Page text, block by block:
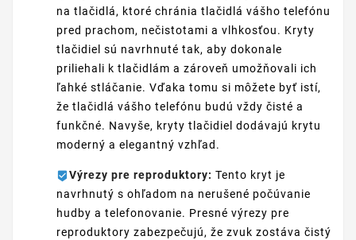
na tlačidlá, ktoré chránia tlačidlá vášho telefónu
pred prachom, nečistotami a vlhkosťou. Kryty
tlačidiel sú navrhnuté tak, aby dokonale
priliehali k tlačidlám a zároveň umožňovali ich
ľahké stláčanie. Vďaka tomu si môžete byť istí,
že tlačidlá vášho telefónu budú vždy čisté a
funkčné. Navyše, kryty tlačidiel dodávajú krytu
moderný a elegantný vzhľad.
Výrezy pre reproduktory: Tento kryt je
navrhnutý s ohľadom na nerušené počúvanie
hudby a telefonovanie. Presné výrezy pre
reproduktory zabezpečujú, že zvuk zostáva čistý